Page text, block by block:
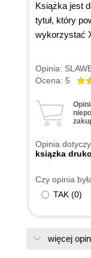
Książka jest
tytuł, który
wykorzystać
Javie i wstęp
Książka jest
nawet nie
SAX i DOM,
programistów
Opinia:
Ocena: 5
Opinia
ksiązka
Czy opinia
TAK (0)
więcej